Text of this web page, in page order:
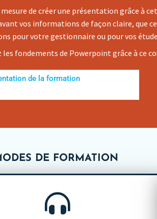
mesure de créer une présentation grâce à
vos informations de façon claire, que
pour votre gestionnaire ou pour vos
fondements de Powerpoint grâce à ce
de la formation
DE FORMATION